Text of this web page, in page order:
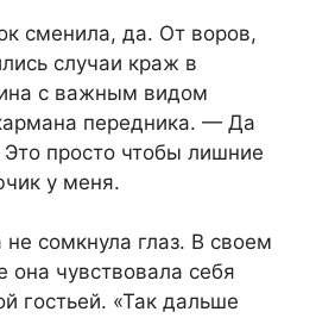
сменила, да. От воров,
случаи краж в
с важным видом
передника. — Да
просто чтобы лишние
у меня.
сомкнула глаз. В своем
она чувствовала себя
гостьей. «Так дальше